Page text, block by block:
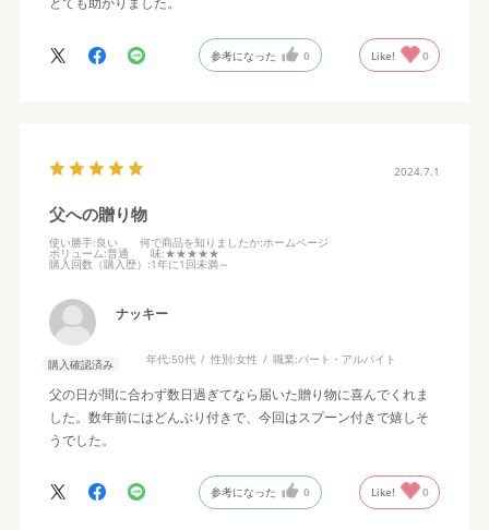
参考になった 0 Like! 0
2024.7.1
父への贈り物
使い勝手:良い 何で商品を知りましたか:ホームページ
ボリューム:普通 味:★★★★★
購入回数（購入歴） :1年に1回未満～
ナッキー
購入確認済み 年代:50代 性別:女性 職業:パート・アルバイト
父の日が間に合わず数日過ぎてなら届いた贈り物に喜んでくれま
した。数年前にはどんぶり付きで、今回はスプーン付きで嬉しそ
うでした。
参考になった 0 Like! 0